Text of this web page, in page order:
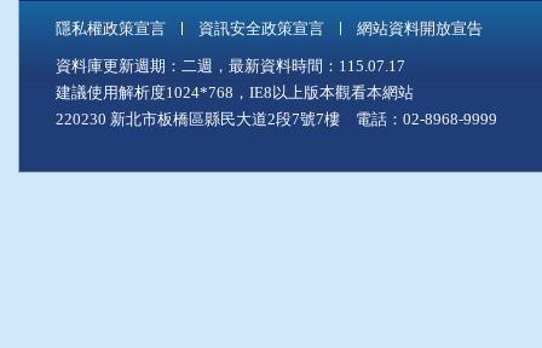
隱私權政策宣言 資訊安全政策宣言 網站資料開放宣告
資料庫更新週期：二週，最新資料時間：115.07.17
建議使用解析度1024*768，IE8以上版本觀看本網站
220230 新北市板橋區縣民大道2段7號7樓 電話：02-8968-9999